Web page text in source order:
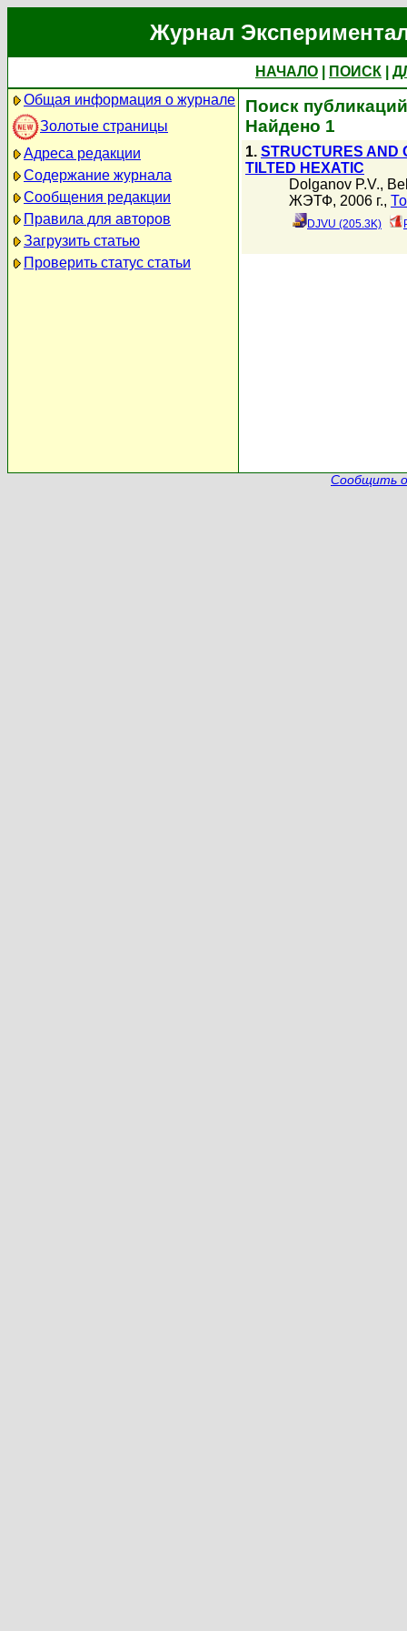
Журнал
НАЧАЛО ПОИСК
Общая информация о журнале
Золотые страницы
Адреса редакции
Содержание журнала
Сообщения редакции
Правила для авторов
Загрузить статью
Проверить статус статьи
Поиск
Найдено 1
1. STRUCTURES AND
TILTED HEXATIC
Dolganov P.V.,
ЖЭТФ, 2006 г.,
DJVU (205.3K)
Сообщить о